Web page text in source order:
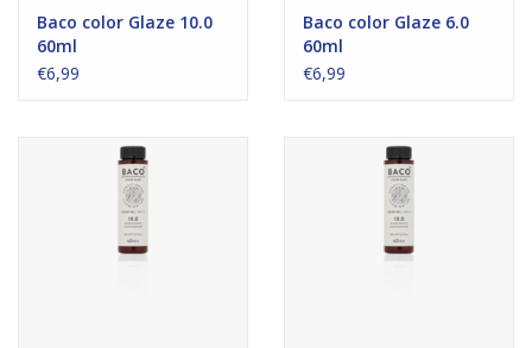
Baco color Glaze 10.0
60ml
€6,99
Baco color Glaze 6.0
60ml
€6,99